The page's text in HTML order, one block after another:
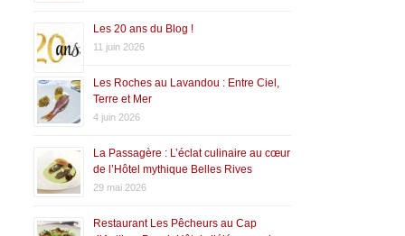
Les 20 ans du Blog !
11 juin 2026
Les Roches au Lavandou : Entre Ciel,
Terre et Mer
4 juin 2026
La Passagère : L’éclat culinaire au cœur
de l’Hôtel mythique Belles Rives
29 mai 2026
Restaurant Les Pêcheurs au Cap